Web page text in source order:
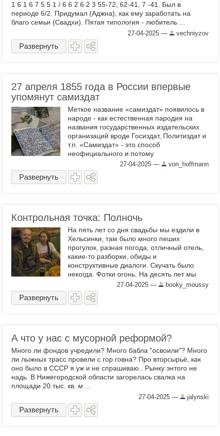
1 6 1 6 7 5 5 1 / 6 6 2 6 2 3 55-72, 62-41, 7 -41. Был в
периоде 6/2. Придумал (Аджна), как ему заработать на
благо семьи (Свадхи). Пятая типология - любитель ...
27-04-2025 — vechniyzov
Развернуть
27 апреля 1855 года в России впервые
упомянут самиздат
Меткое название «самиздат» появилось в
народе - как естественная пародия на
названия государственных издательских
организаций вроде Госиздат, Политиздат и
т.п. «Самиздат» - это способ
неофициального и потому
неподцензурного распространения
литературных произведений, а также ...
27-04-2025 — von_hoffmann
Развернуть
Контрольная точка: Полночь
На пять лет со дня свадьбы мы ездили в
Хельсинки, там было много пеших
прогулок, разная погода, отличный отель,
какие-то разборки, обиды и
конструктивные диалоги. Скучать было
некогда. Фотки огонь. На десять лет мы
рванули в Нижний, и там все уже шло по
стандартному сценарию: Мышь ...
27-04-2025 — booky_moussy
Развернуть
А что у нас с мусорной реформой?
Много ли фондов учредили? Много бабла "освоили"? Много
ли лыжных трасс провели с гор говна? Про вторсырьё, как
оно было в СССР я уж и не спрашиваю.. Рынку энтого не
надь. В Нижегородской области загорелась свалка на
площади 20 тыс. кв. м ...
27-04-2025 — jalynski
Развернуть